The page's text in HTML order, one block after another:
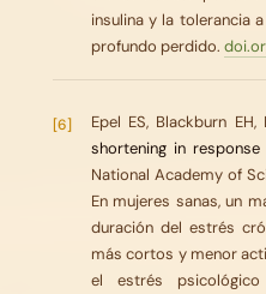
insulina y la tolerancia
profundo perdido.
[6] Epel ES, Blackburn
shortening in
National Academy of
En mujeres sanas, un
duración del estrés
más cortos y menor
el estrés